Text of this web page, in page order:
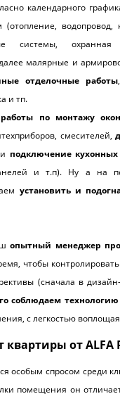
календарного
водопровод,
системы,
малярные и
отделочные работы
и тп.
работы по монтажу
смесителей,
подключение
и т.п). Ну а на
установить и
опытный менеджер
чтобы
(сначала в
соблюдаем
с легкостью
от ALFA
особым спросом среди
помещения он